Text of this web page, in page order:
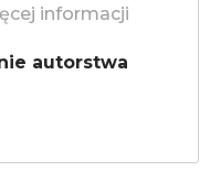
informacji
autorstwa